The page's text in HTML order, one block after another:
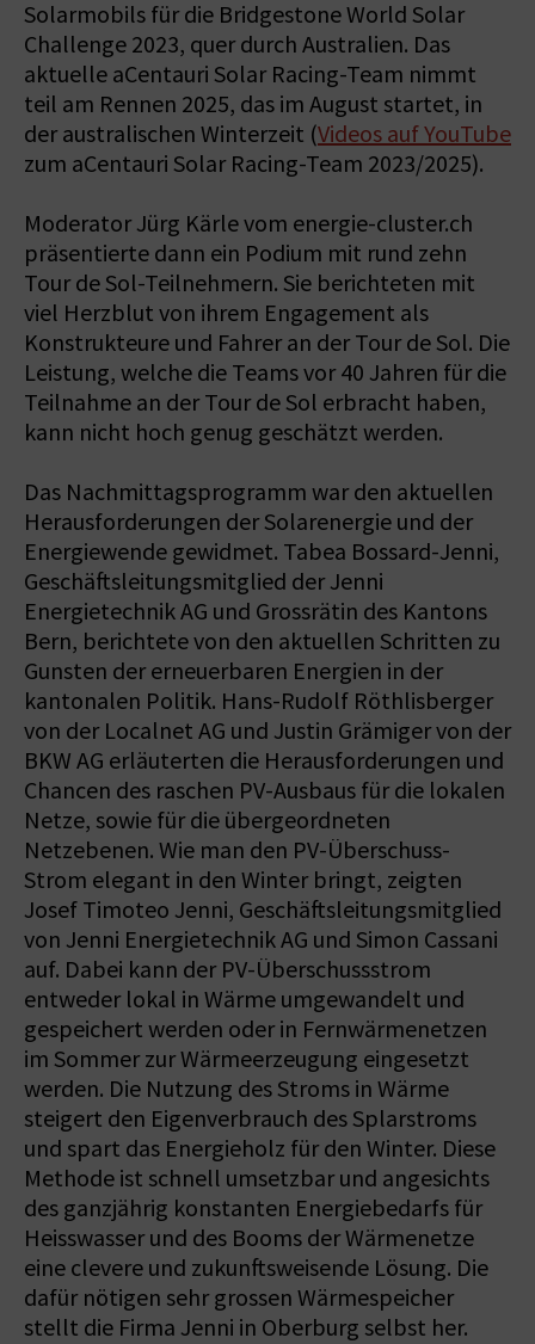
Solarmobils für die Bridgestone World Solar
Challenge 2023, quer durch Australien. Das
aktuelle aCentauri Solar Racing-Team nimmt
teil am Rennen 2025, das im August startet, in
der australischen Winterzeit (Videos auf YouTube
zum aCentauri Solar Racing-Team 2023/2025).
Moderator Jürg Kärle vom energie-cluster.ch
präsentierte dann ein Podium mit rund zehn
Tour de Sol-Teilnehmern. Sie berichteten mit
viel Herzblut von ihrem Engagement als
Konstrukteure und Fahrer an der Tour de Sol. Die
Leistung, welche die Teams vor 40 Jahren für die
Teilnahme an der Tour de Sol erbracht haben,
kann nicht hoch genug geschätzt werden.
Das Nachmittagsprogramm war den aktuellen
Herausforderungen der Solarenergie und der
Energiewende gewidmet. Tabea Bossard-Jenni,
Geschäftsleitungsmitglied der Jenni
Energietechnik AG und Grossrätin des Kantons
Bern, berichtete von den aktuellen Schritten zu
Gunsten der erneuerbaren Energien in der
kantonalen Politik. Hans-Rudolf Röthlisberger
von der Localnet AG und Justin Grämiger von der
BKW AG erläuterten die Herausforderungen und
Chancen des raschen PV-Ausbaus für die lokalen
Netze, sowie für die übergeordneten
Netzebenen. Wie man den PV-Überschuss-
Strom elegant in den Winter bringt, zeigten
Josef Timoteo Jenni, Geschäftsleitungsmitglied
von Jenni Energietechnik AG und Simon Cassani
auf. Dabei kann der PV-Überschussstrom
entweder lokal in Wärme umgewandelt und
gespeichert werden oder in Fernwärmenetzen
im Sommer zur Wärmeerzeugung eingesetzt
werden. Die Nutzung des Stroms in Wärme
steigert den Eigenverbrauch des Splarstroms
und spart das Energieholz für den Winter. Diese
Methode ist schnell umsetzbar und angesichts
des ganzjährig konstanten Energiebedarfs für
Heisswasser und des Booms der Wärmenetze
eine clevere und zukunftsweisende Lösung. Die
dafür nötigen sehr grossen Wärmespeicher
stellt die Firma Jenni in Oberburg selbst her.